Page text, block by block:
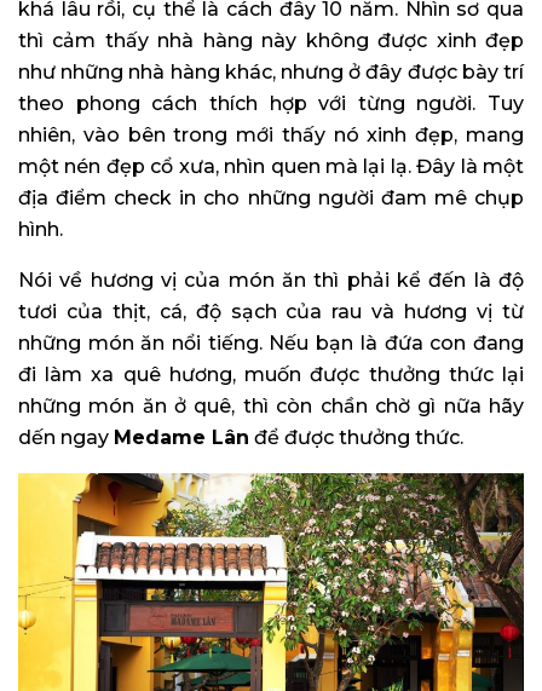
khá lâu rồi, cụ thể là cách đây 10 năm. Nhìn sơ qua
thì cảm thấy nhà hàng này không được xinh đẹp
như những nhà hàng khác, nhưng ở đây được bày trí
theo phong cách thích hợp với từng người. Tuy
nhiên, vào bên trong mới thấy nó xinh đẹp, mang
một nén đẹp cổ xưa, nhìn quen mà lại lạ. Đây là một
địa điểm check in cho những người đam mê chụp
hình.
Nói về hương vị của món ăn thì phải kể đến là độ
tươi của thịt, cá, độ sạch của rau và hương vị từ
những món ăn nổi tiếng. Nếu bạn là đứa con đang
đi làm xa quê hương, muốn được thưởng thức lại
những món ăn ở quê, thì còn chần chờ gì nữa hãy
dến ngay Medame Lân để được thưởng thức.